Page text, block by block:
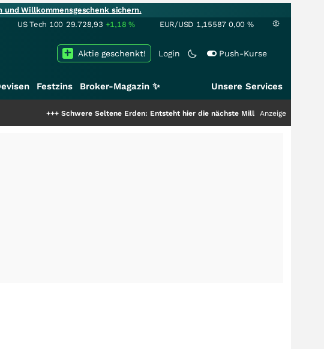
und Willkommensgeschenk sichern.
US Tech 100 29.728,93 +1,18% EUR/USD 1,15587 0,00 %
Login Push-Kurse
Aktie geschenkt!
Festzins Broker-Magazin ✨ Unsere Services
Schwere Seltene Erden: Entsteht hier die nächste Milliardenstory?+++ Anzeige